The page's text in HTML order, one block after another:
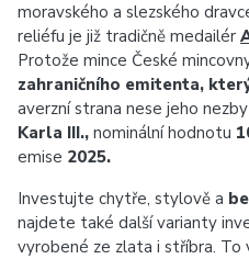
moravského a slezského
reliéfu je již tradičně medailér
Protože mince České
zahraničního emitenta,
averzní strana nese jeho
Karla III., nominální hodnotu
emise 2025.
Investujte chytře, stylově a
najdete také další varianty
vyrobené ze zlata i stříbra. To